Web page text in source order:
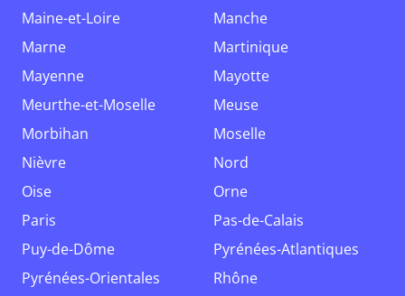
Maine-et-Loire
Manche
Marne
Martinique
Mayenne
Mayotte
Meurthe-et-Moselle
Meuse
Morbihan
Moselle
Nièvre
Nord
Oise
Orne
Paris
Pas-de-Calais
Puy-de-Dôme
Pyrénées-Atlantiques
Pyrénées-Orientales
Rhône